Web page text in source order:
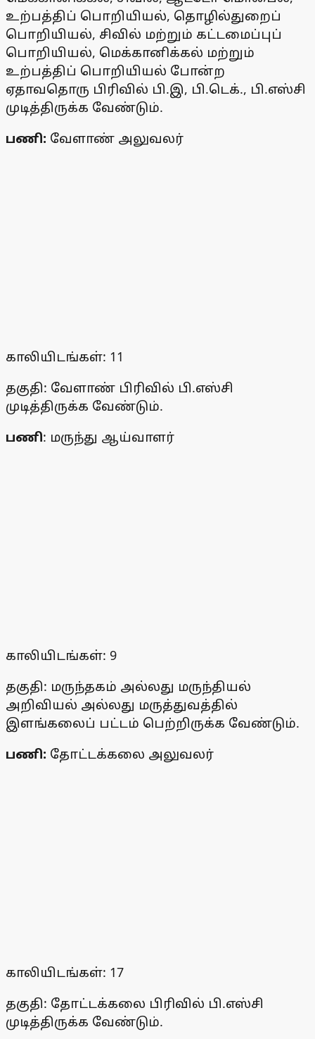
உற்பத்திப் பொறியியல், தொழில்துறைப்
பொறியியல், சிவில் மற்றும் கட்டமைப்புப்
பொறியியல், மெக்கானிக்கல் மற்றும்
உற்பத்திப் பொறியியல் போன்ற
ஏதாவதொரு பிரிவில் பி.இ, பி.டெக்., பி.எஸ்சி
முடித்திருக்க வேண்டும்.
பணி: வேளாண் அலுவலர்
காலியிடங்கள்: 11
தகுதி: வேளாண் பிரிவில் பி.எஸ்சி
முடித்திருக்க வேண்டும்.
பணி: மருந்து ஆய்வாளர்
காலியிடங்கள்: 9
தகுதி: மருந்தகம் அல்லது மருந்தியல்
அறிவியல் அல்லது மருத்துவத்தில்
இளங்கலைப் பட்டம் பெற்றிருக்க வேண்டும்.
பணி: தோட்டக்கலை அலுவலர்
காலியிடங்கள்: 17
தகுதி: தோட்டக்கலை பிரிவில் பி.எஸ்சி
முடித்திருக்க வேண்டும்.